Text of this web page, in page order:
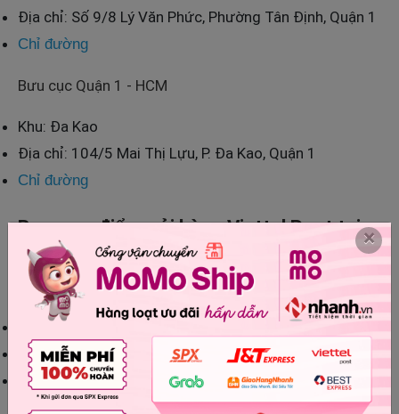
Địa chỉ: Số 9/8 Lý Văn Phức, Phường Tân Định, Quận 1
Chỉ đường
Bưu cục Quận 1 - HCM
Khu: Đa Kao
Địa chỉ: 104/5 Mai Thị Lựu, P. Đa Kao, Quận 1
Chỉ đường
Bưu cục, điểm gửi hàng Viettel Post tại
QUẬN 10
Bưu cục Lê Hồng Phong - HCM
Khu: Phường 7
Địa chỉ: 356 Vĩnh Viễn, Phường 7, Quận 10
Chỉ đường
×